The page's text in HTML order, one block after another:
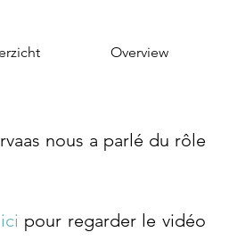
Overview
nous a parlé du rôle
pour regarder le vidéo